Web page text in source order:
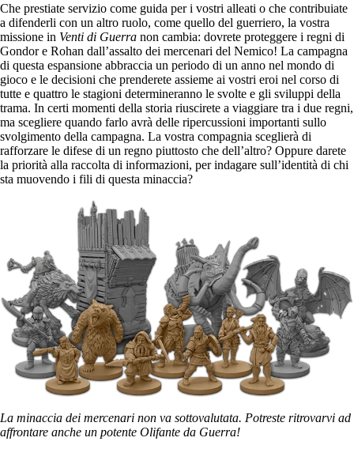
Che prestiate servizio come guida per i vostri alleati o che contribuiate
a difenderli con un altro ruolo, come quello del guerriero, la vostra
missione in Venti di Guerra non cambia: dovrete proteggere i regni di
Gondor e Rohan dall’assalto dei mercenari del Nemico! La campagna
di questa espansione abbraccia un periodo di un anno nel mondo di
gioco e le decisioni che prenderete assieme ai vostri eroi nel corso di
tutte e quattro le stagioni determineranno le svolte e gli sviluppi della
trama. In certi momenti della storia riuscirete a viaggiare tra i due regni,
ma scegliere quando farlo avrà delle ripercussioni importanti sullo
svolgimento della campagna. La vostra compagnia sceglierà di
rafforzare le difese di un regno piuttosto che dell’altro? Oppure darete
la priorità alla raccolta di informazioni, per indagare sull’identità di chi
sta muovendo i fili di questa minaccia?
La minaccia dei mercenari non va sottovalutata. Potreste ritrovarvi ad
affrontare anche un potente Olifante da Guerra!